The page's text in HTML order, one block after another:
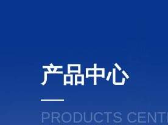
产品中心
PRODUCTS